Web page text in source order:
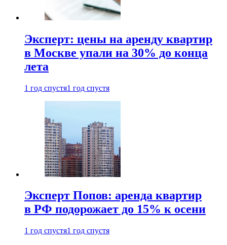
Эксперт: цены на аренду квартир
в Москве упали на 30% до конца
лета
1 год спустя1 год спустя
Эксперт Попов: аренда квартир
в РФ подорожает до 15% к осени
1 год спустя1 год спустя